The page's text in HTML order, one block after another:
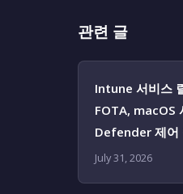
관련 글
Intune 서비스
FOTA, macOS
Defender 제어
July 31, 2026